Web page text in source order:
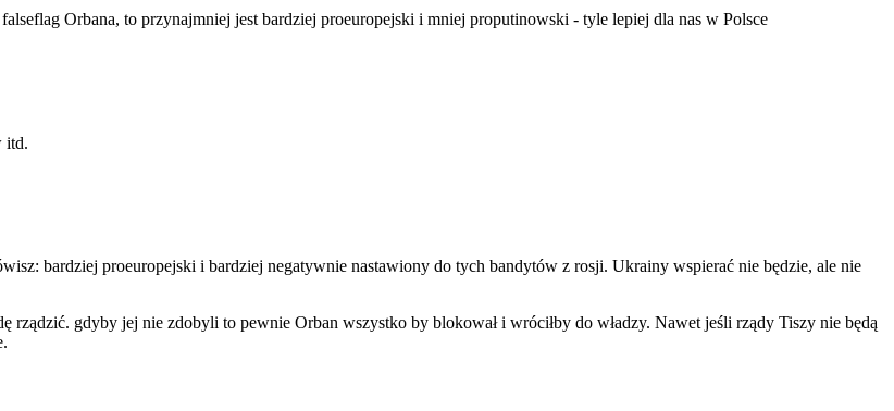
Orbana, to przynajmniej jest bardziej proeuropejski i mniej proputinowski - tyle lepiej dla nas w Polsce
itd.
bardziej proeuropejski i bardziej negatywnie nastawiony do tych bandytów z rosji. Ukrainy wspierać nie będzie, ale nie
rządzić. gdyby jej nie zdobyli to pewnie Orban wszystko by blokował i wróciłby do władzy. Nawet jeśli rządy Tiszy nie będą